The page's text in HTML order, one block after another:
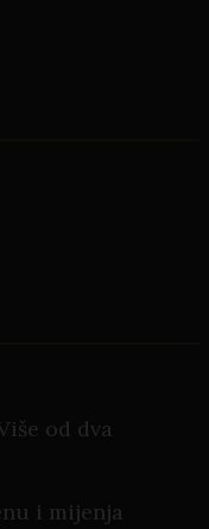
od dva
i mijenja